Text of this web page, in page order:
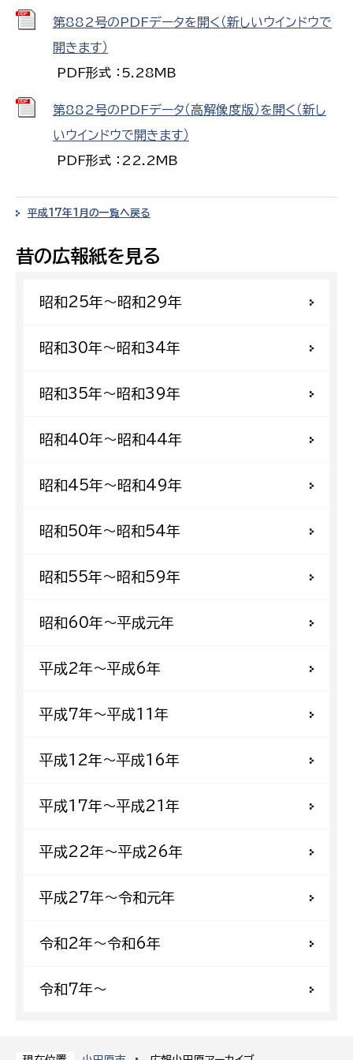
昔の広報紙を見る
昭和25年〜昭和29年
昭和30年〜昭和34年
昭和35年〜昭和39年
昭和40年〜昭和44年
昭和45年〜昭和49年
昭和50年〜昭和54年
昭和55年〜昭和59年
昭和60年〜平成元年
平成2年〜平成6年
平成7年〜平成11年
平成12年〜平成16年
平成17年〜平成21年
平成22年〜平成26年
平成27年〜令和元年
令和2年〜令和6年
令和7年〜
第882号のPDFデータを開く（新しいウインドウで
開きます）
PDF形式 ：5.28MB
第882号のPDFデータ（高解像度版）を開く（新し
いウインドウで開きます）
PDF形式 ：22.2MB
平成17年1月の一覧へ戻る